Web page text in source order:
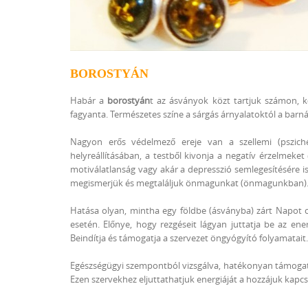
BOROSTYÁN
Habár a borostyánt az ásványok közt tartjuk számon,
fagyanta. Természetes színe a sárgás árnyalatoktól a
Nagyon erős védelmező ereje van a szellemi
helyreállításában, a testből kivonja a negatív
motiválatlanság vagy akár a depresszió
megismerjük és megtaláljuk önmagunkat
Hatása olyan, mintha egy földbe (ásványba) zárt Napot
esetén. Előnye, hogy rezgéseit lágyan juttatja be az
Beindítja és támogatja a szervezet öngyógyító
Egészségügyi szempontból vizsgálva, hatékonyan
Ezen szervekhez eljuttathatjuk energiáját a hozzájuk